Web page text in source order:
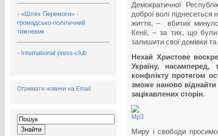
- «Шлях Перемоги» -
громадсько-політичний
тижневик
- International press-club
Отримати новини на Email
Демократичної
доброї волі
життя, – вбитих
Кенії, – за тих, що
залишити свої домівки
Нехай Христове
Україну, насамперед,
конфлікту протягом
зможе наново
зацікавлених сторін.
Миру і свободи просимо